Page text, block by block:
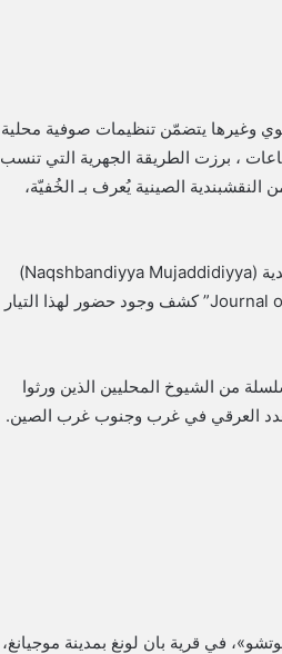
وغيرها يتضمّن تنظيمات صوفية محلية
، برزت الطريقة الجهرية التي تنسب
الصينية يُعرف بـ الخُفيّة،
وبالرغم من أن معظم الدراسات الغربية كانت تشير إلى أن فرع “المجددية” من النقشبندية (Naqshbandiyya Mujaddidiyya)
غائب أو نادر في الصين، إلا أن بحثاً حديثاً نُشر في مجلة “Journal of the Royal Asiatic Society” كشف وجود حضور لهذا التيار
من الشيوخ المحليين الذين ورثوا
العرقي في غرب وجنوب غرب الصين.
1939، تحت الاسم الصيني «ما يوتشو»، في قرية بان لونغ بمدينة موجيانغ،